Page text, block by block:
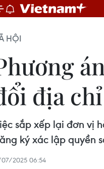
HỘI
địa chỉ
sắp xếp lại đơn vị
ký xác lập quyền
07/2025 06:54